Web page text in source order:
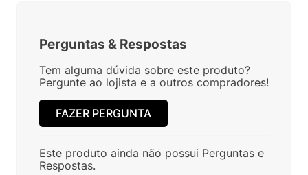
Perguntas & Respostas
Tem alguma dúvida sobre este produto?
Pergunte ao lojista e a outros compradores!
FAZER PERGUNTA
Este produto ainda não possui Perguntas e
Respostas.